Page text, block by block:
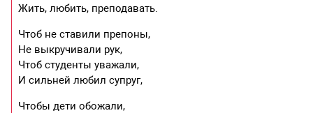
Жить, любить, преподавать.
Чтоб не ставили препоны,
Не выкручивали рук,
Чтоб студенты уважали,
И сильней любил супруг,
Чтобы дети обожали,